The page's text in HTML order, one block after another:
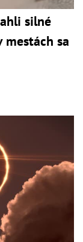
silné
mestách sa